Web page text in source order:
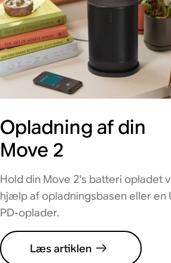
Opladning af din
Move 2
Hold din Move 2's batteri opladet
hjælp af opladningsbasen eller en
PD-oplader.
Læs artiklen